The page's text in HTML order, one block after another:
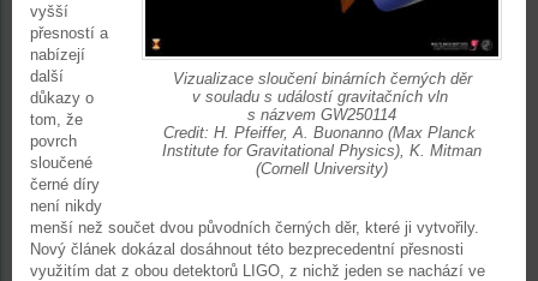
Vizualizace sloučení binárních černých děr
v souladu s událostí gravitačních vln
s názvem GW250114
Credit: H. Pfeiffer, A. Buonanno (Max Planck
Institute for Gravitational Physics), K. Mitman
(Cornell University)
vyšší
přesností a
nabízejí
další
důkazy o
tom, že
povrch
sloučené
černé díry
není nikdy
menší než součet dvou původních černých děr, které ji vytvořily.
Nový článek dokázal dosáhnout této bezprecedentní přesnosti
využitím dat z obou detektorů LIGO, z nichž jeden se nachází ve